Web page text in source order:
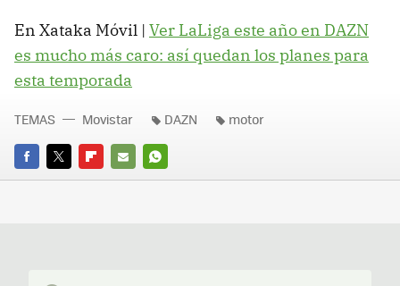
En Xataka Móvil | Ver LaLiga este año en DAZN
es mucho más caro: así quedan los planes para
esta temporada
FACEBOOK
TWITTERFLIPBOARD
E-
WHATSAPP
TEMAS Movistar DAZN motor